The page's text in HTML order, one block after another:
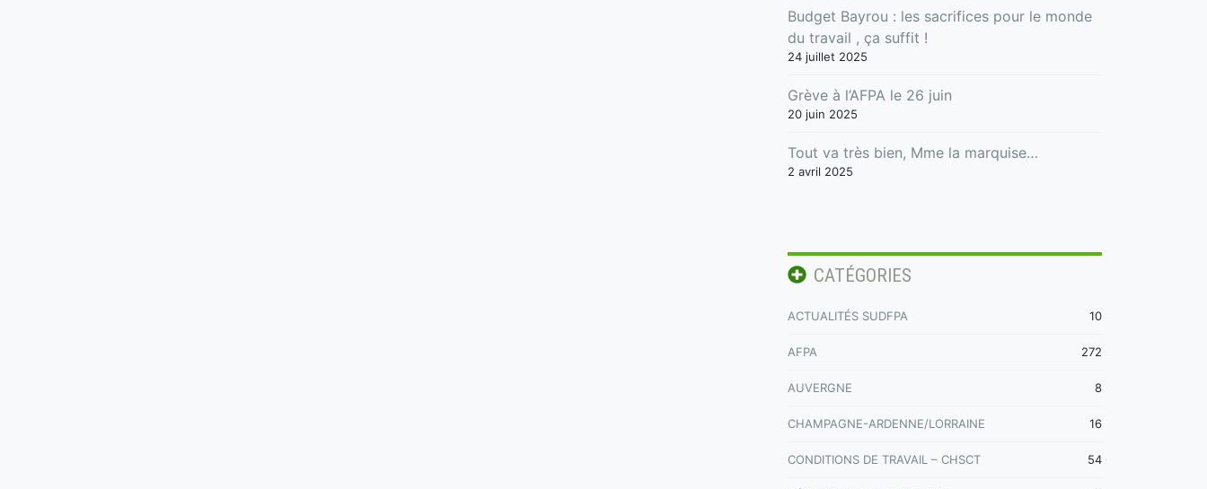
Budget Bayrou : les sacrifices pour le monde
du travail , ça suffit !
24 juillet 2025
Grève à l’AFPA le 26 juin
20 juin 2025
Tout va très bien, Mme la marquise…
2 avril 2025
CATÉGORIES
ACTUALITÉS SUDFPA 10
AFPA 272
AUVERGNE 8
CHAMPAGNE-ARDENNE/LORRAINE 16
CONDITIONS DE TRAVAIL – CHSCT 54